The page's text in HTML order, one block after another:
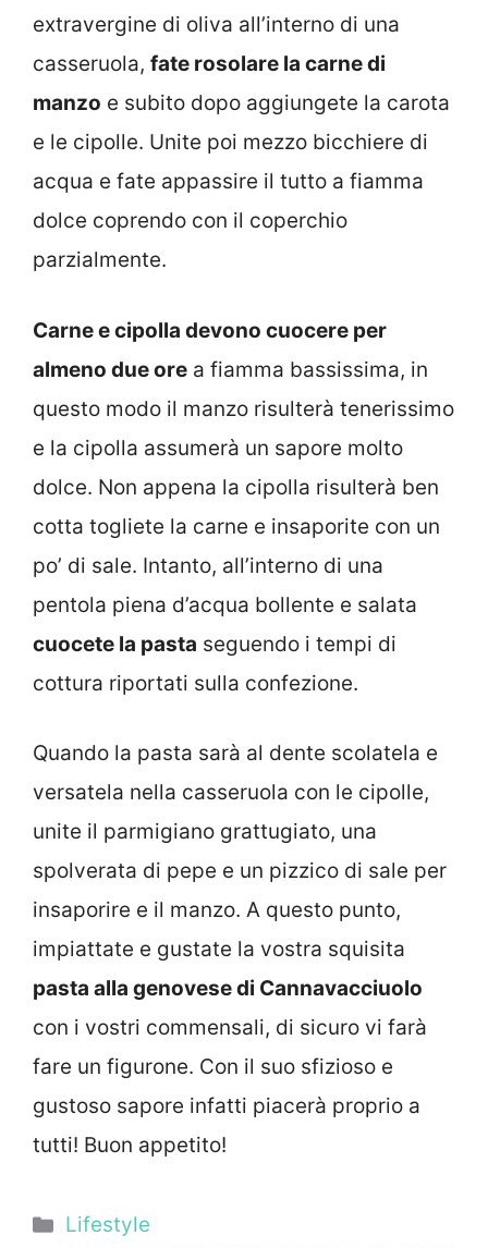
extravergine di oliva all’interno di una
casseruola, fate rosolare la carne di
manzo e subito dopo aggiungete la carota
e le cipolle. Unite poi mezzo bicchiere di
acqua e fate appassire il tutto a fiamma
dolce coprendo con il coperchio
parzialmente.
Carne e cipolla devono cuocere per
almeno due ore a fiamma bassissima, in
questo modo il manzo risulterà tenerissimo
e la cipolla assumerà un sapore molto
dolce. Non appena la cipolla risulterà ben
cotta togliete la carne e insaporite con un
po’ di sale. Intanto, all’interno di una
pentola piena d’acqua bollente e salata
cuocete la pasta seguendo i tempi di
cottura riportati sulla confezione.
Quando la pasta sarà al dente scolatela e
versatela nella casseruola con le cipolle,
unite il parmigiano grattugiato, una
spolverata di pepe e un pizzico di sale per
insaporire e il manzo. A questo punto,
impiattate e gustate la vostra squisita
pasta alla genovese di Cannavacciuolo
con i vostri commensali, di sicuro vi farà
fare un figurone. Con il suo sfizioso e
gustoso sapore infatti piacerà proprio a
tutti! Buon appetito!
Categorie
Lifestyle